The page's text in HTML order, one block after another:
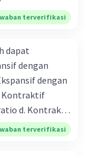
25.
terverifikasi
dapat
dengan
dengan
Kontraktif
d. Kontraktif
ratio e.
Bank
terverifikasi